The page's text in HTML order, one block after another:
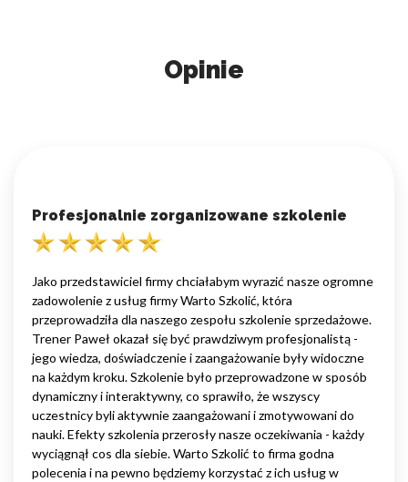
Opinie
Profesjonalnie zorganizowane szkolenie
Jako przedstawiciel firmy chciałabym wyrazić nasze ogromne
zadowolenie z usług firmy Warto Szkolić, która
przeprowadziła dla naszego zespołu szkolenie sprzedażowe.
Trener Paweł okazał się być prawdziwym profesjonalistą -
jego wiedza, doświadczenie i zaangażowanie były widoczne
na każdym kroku. Szkolenie było przeprowadzone w sposób
dynamiczny i interaktywny, co sprawiło, że wszyscy
uczestnicy byli aktywnie zaangażowani i zmotywowani do
nauki. Efekty szkolenia przerosły nasze oczekiwania - każdy
wyciągnął cos dla siebie. Warto Szkolić to firma godna
polecenia i na pewno będziemy korzystać z ich usług w